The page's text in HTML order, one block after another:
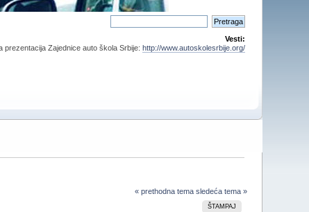
Vesti:
prezentacija Zajednice auto škola Srbije: http://www.autoskolesrbije.org/
« prethodna tema sledeća tema »
ŠTAMPAJ